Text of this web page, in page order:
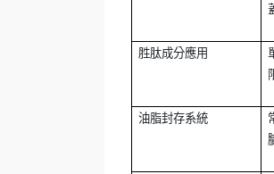
胜肽成分應用
油脂封存系統